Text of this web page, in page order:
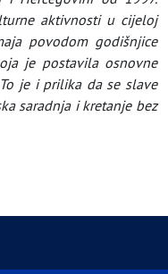
aktivnosti u cijeloj
povodom godišnjice
je postavila osnovne
je i prilika da se slave
saradnja i kretanje bez